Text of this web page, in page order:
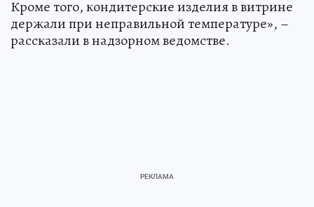
Кроме того, кондитерские изделия в витрине
держали при неправильной температуре», –
рассказали в надзорном ведомстве.